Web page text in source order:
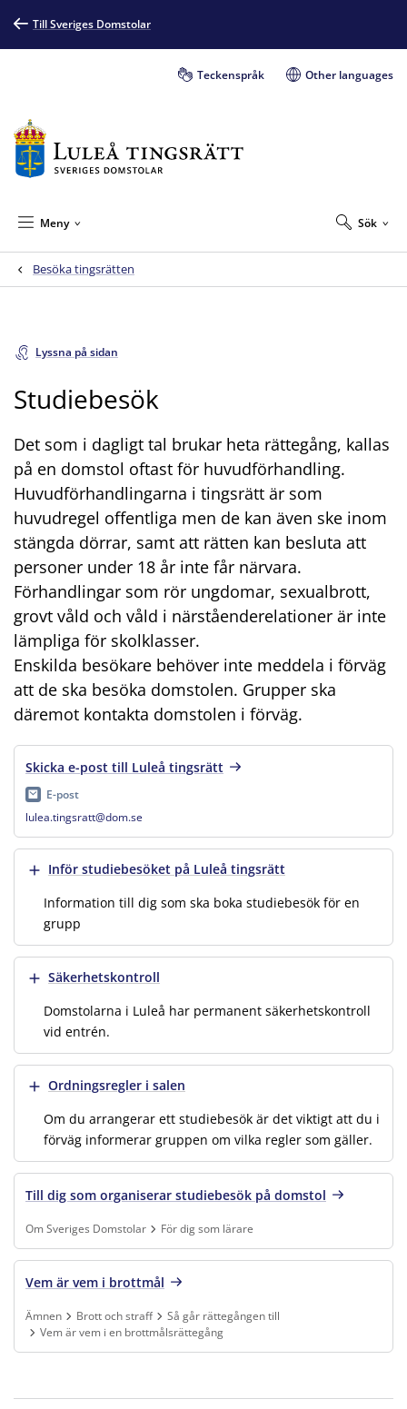
Till Sveriges Domstolar
Teckenspråk Other languages
Sök
Meny
Besöka tingsrätten
Lyssna på sidan
Studiebesök
Det som i dagligt tal brukar heta rättegång, kallas
på en domstol oftast för huvudförhandling.
Huvudförhandlingarna i tingsrätt är som
huvudregel offentliga men de kan även ske inom
stängda dörrar, samt att rätten kan besluta att
personer under 18 år inte får närvara.
Förhandlingar som rör ungdomar, sexualbrott,
grovt våld och våld i närståenderelationer är inte
lämpliga för skolklasser.
Enskilda besökare behöver inte meddela i förväg
att de ska besöka domstolen. Grupper ska
däremot kontakta domstolen i förväg.
Skicka e-post till Luleå tingsrätt
E-post
lulea.tingsratt@dom.se
Visa merInför studiebesöket på Luleå tingsrätt
Information till dig som ska boka studiebesök för en
grupp
Visa merSäkerhetskontroll
Domstolarna i Luleå har permanent säkerhetskontroll
vid entrén.
Visa merOrdningsregler i salen
Om du arrangerar ett studiebesök är det viktigt att du i
förväg informerar gruppen om vilka regler som gäller.
Till dig som organiserar studiebesök på domstol
Om Sveriges Domstolar
För dig som lärare
Finns under:Om Sveriges Domstolar, För dig som lärare.
Vem är vem i brottmål
Ämnen Brott och straff
Så går rättegången till
Vem är vem i en brottmålsrättegång
Finns under:Ämnen, Brott och straff, Så går rättegången till, Vem är vem i